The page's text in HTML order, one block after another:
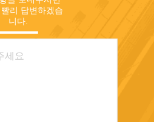
리 답변하겠습
니다.